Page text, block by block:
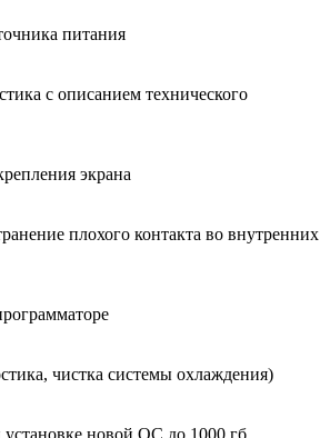
питания
с описанием технического
экрана
плохого контакта во внутренних
чистка системы охлаждения)
новой ОС до 1000 гб